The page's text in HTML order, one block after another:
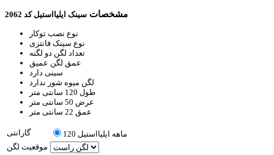
مشخصات سینک ایلیااستیل کد 2062
نوع نصب توکار
نوع سینک فانتزی
تعداد لگن دو لگنه
عمق لگن عمیق
سینی دارد
لگن میوه شور ندارد
طول 120 سانتی متر
عرض 50 سانتی متر
عمق 22 سانتی متر
گارانتی
120 ماهه ایلیااستیل
موقعیت لگن